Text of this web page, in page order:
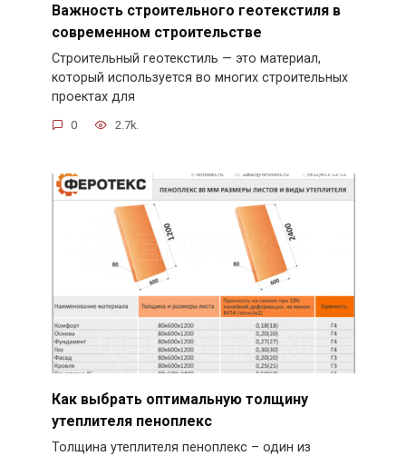
Важность строительного геотекстиля в
современном строительстве
Строительный геотекстиль — это материал,
который используется во многих строительных
проектах для
0 2.7k.
Как выбрать оптимальную толщину
утеплителя пеноплекс
Толщина утеплителя пеноплекс – один из